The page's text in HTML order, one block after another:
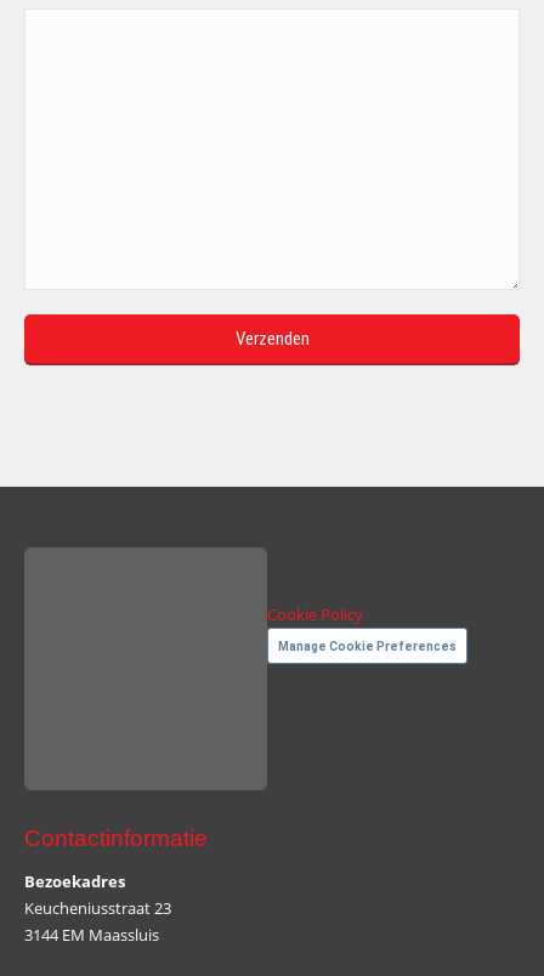
Cookie Policy
Manage Cookie Preferences
Contactinformatie
Bezoekadres
Keucheniusstraat 23
3144 EM Maassluis